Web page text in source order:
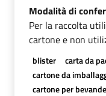
Modalità di
Per la raccolta
cartone e non
blister carta da
cartone da
cartone per bevande